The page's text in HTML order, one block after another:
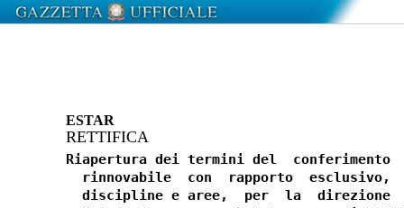
ESTAR
RETTIFICA
Riapertura dei termini del  conferimento
rinnovabile  con  rapporto  esclusivo,
discipline e aree,  per  la  direzione